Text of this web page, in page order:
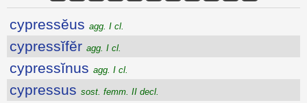
cypressĕus agg. I cl.
cypressĭfĕr agg. I cl.
cypressĭnus agg. I cl.
cypressus sost. femm. II decl.